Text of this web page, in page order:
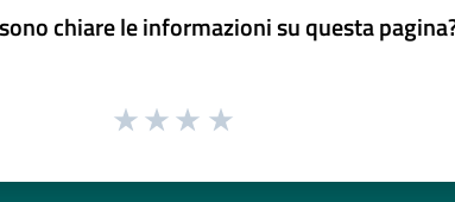
chiare le informazioni su questa